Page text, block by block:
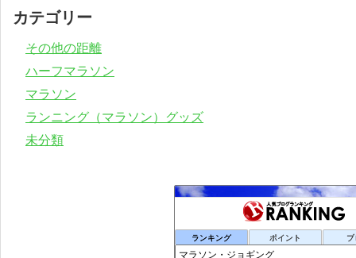
カテゴリー
その他の距離
ハーフマラソン
マラソン
ランニング（マラソン）グッズ
未分類
ランキング ポイント